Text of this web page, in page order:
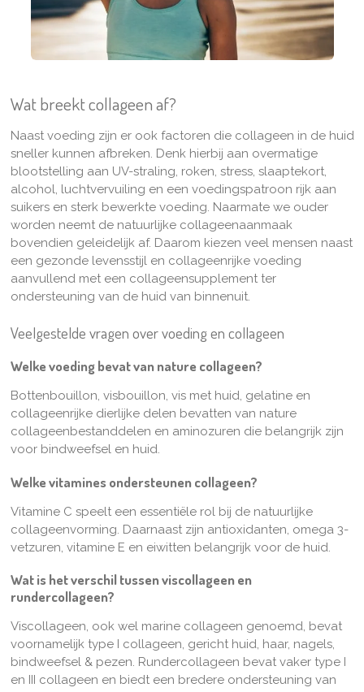
Wat breekt collageen af?
Naast voeding zijn er ook factoren die collageen in de huid
sneller kunnen afbreken. Denk hierbij aan overmatige
blootstelling aan UV-straling, roken, stress, slaaptekort,
alcohol, luchtvervuiling en een voedingspatroon rijk aan
suikers en sterk bewerkte voeding. Naarmate we ouder
worden neemt de natuurlijke collageenaanmaak
bovendien geleidelijk af. Daarom kiezen veel mensen naast
een gezonde levensstijl en collageenrijke voeding
aanvullend met een collageensupplement ter
ondersteuning van de huid van binnenuit.
Veelgestelde vragen over voeding en collageen
Welke voeding bevat van nature collageen?
Bottenbouillon, visbouillon, vis met huid, gelatine en
collageenrijke dierlijke delen bevatten van nature
collageenbestanddelen en aminozuren die belangrijk zijn
voor bindweefsel en huid.
Welke vitamines ondersteunen collageen?
Vitamine C speelt een essentiële rol bij de natuurlijke
collageenvorming. Daarnaast zijn antioxidanten, omega 3-
vetzuren, vitamine E en eiwitten belangrijk voor de huid.
Wat is het verschil tussen viscollageen en
rundercollageen?
Viscollageen, ook wel marine collageen genoemd, bevat
voornamelijk type I collageen, gericht huid, haar, nagels,
bindweefsel & pezen. Rundercollageen bevat vaker type I
en III collageen en biedt een bredere ondersteuning van